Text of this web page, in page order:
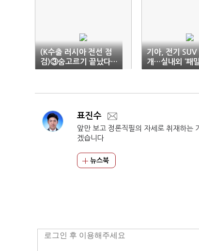
(K수출 러시아 전선 점
검)③숨고르기 끝났다…
전차군단, 러시아 재공
기아, 전기
개…실내외 ‘패
성’ 강화
표진수
앞만 보고 정론직필의 자세로 취재하는
겠습니다
뉴스북